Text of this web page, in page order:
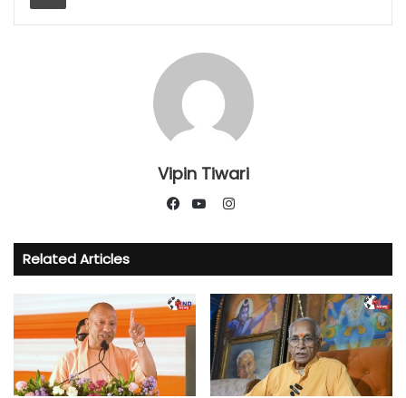
Vipin Tiwari
Instagram
Related Articles